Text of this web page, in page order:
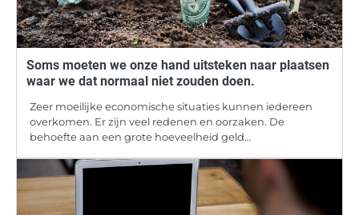
Soms moeten we onze hand uitsteken naar plaatsen
waar we dat normaal niet zouden doen.
Zeer moeilijke economische situaties kunnen iedereen
overkomen. Er zijn veel redenen en oorzaken. De
behoefte aan een grote hoeveelheid geld…